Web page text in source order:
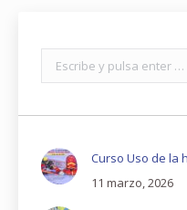
Buscar:
Curso Uso de la
11 marzo, 2026